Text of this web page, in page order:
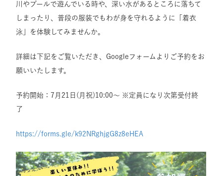
川やプールで遊んでいる時や、深い水があるところに落ちて
しまったり、普段の服装でもわが身を守れるように「着衣
泳」を体験してみませんか。
詳細は下記をご覧いただき、Googleフォームよりご予約をお
願いいたします。
予約開始：7月21日(月祝)10:00～ ※定員になり次第受付終
了
https://forms.gle/k92NRghjgG8z8eHEA